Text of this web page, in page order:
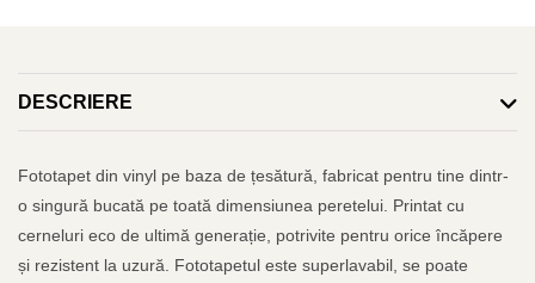
DESCRIERE
Fototapet din vinyl pe baza de țesătură, fabricat pentru tine dintr-
o singură bucată pe toată dimensiunea peretelui. Printat cu
cerneluri eco de ultimă generație, potrivite pentru orice încăpere
și rezistent la uzură. Fototapetul este superlavabil, se poate